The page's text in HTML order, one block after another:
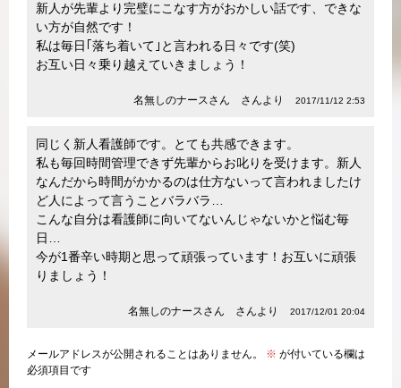
新人が先輩より完璧にこなす方がおかしい話です、できな
い方が自然です！
私は毎日｢落ち着いて｣と言われる日々です(笑)
お互い日々乗り越えていきましょう！
名無しのナースさん さんより 2017/11/12 2:53
同じく新人看護師です。とても共感できます。
私も毎回時間管理できず先輩からお叱りを受けます。新人
なんだから時間がかかるのは仕方ないって言われましたけ
ど人によって言うことバラバラ…
こんな自分は看護師に向いてないんじゃないかと悩む毎
日…
今が1番辛い時期と思って頑張っています！お互いに頑張
りましょう！
名無しのナースさん さんより 2017/12/01 20:04
メールアドレスが公開されることはありません。 ※ が付いている欄は
必須項目です